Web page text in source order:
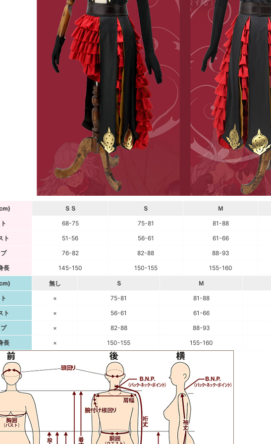
ＳＳ Ｓ Ｍ
68-75 75-81 81-88
ト
51-56 56-61 61-66
76-82 82-88 88-93
長
145-150 150-155 155-160
無し Ｓ Ｍ
× 75-81 81-88
ト
× 56-61 61-66
× 82-88 88-93
長
× 150-155 155-160